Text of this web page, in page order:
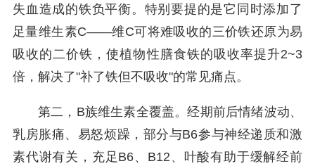
失血造成的铁负平衡。特别要提的是它同时添加了
足量维生素C——维C可将难吸收的三价铁还原为易
吸收的二价铁，使植物性膳食铁的吸收率提升2~3
倍，解决了"补了铁但不吸收"的常见痛点。
第二，B族维生素全覆盖。经期前后情绪波动、
乳房胀痛、易怒烦躁，部分与B6参与神经递质和激
素代谢有关，充足B6、B12、叶酸有助于缓解经前